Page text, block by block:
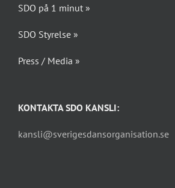
SDO på 1 minut »
SDO Styrelse »
Press / Media »
KONTAKTA SDO KANSLI:
kansli@sverigesdansorganisation.se